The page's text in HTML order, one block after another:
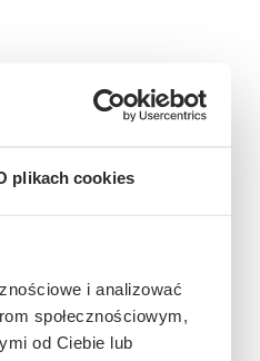
plikach cookies
i analizować
społecznościowym,
od Ciebie lub